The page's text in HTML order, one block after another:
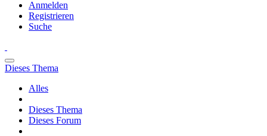
Anmelden
Registrieren
Suche
Dieses Thema
Alles
Dieses Thema
Dieses Forum